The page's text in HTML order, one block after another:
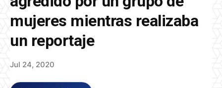
mujeres mientras realizaba
un reportaje
Jul 24, 2020